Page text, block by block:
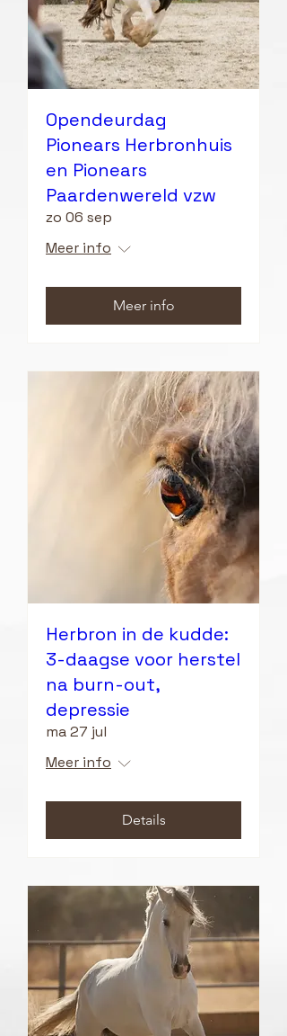
Opendeurdag
Pionears Herbronhuis
en Pionears
Paardenwereld vzw
zo 06 sep
Meer info
Meer info
Herbron in de kudde:
3-daagse voor herstel
na burn-out,
depressie
ma 27 jul
Meer info
Details